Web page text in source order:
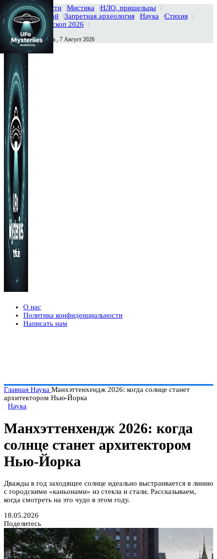
Главная Новости Мистика
НЛО, пришельцы
Тайны вселенной
Запретная археология Наука
Стихия
История
Гороскоп 2026
Сегодня Пятница , 7 Август 2026
О нас
Политика конфиденциальности
Написать нам
Главная Наука Манхэттенхендж 2026: когда солнце станет
архитектором Нью-Йорка
Наука
Манхэттенхендж 2026: когда
солнце станет архитектором
Нью-Йорка
Дважды в год заходящее солнце идеально выстраивается в линию
с городскими «каньонами» из стекла и стали. Рассказываем,
когда смотреть на это чудо в этом году.
18.05.2026
Поделитесь